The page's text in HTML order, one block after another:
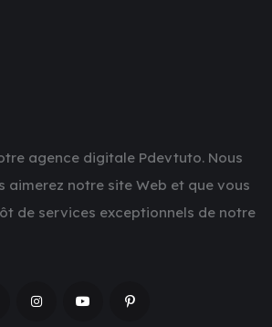
agence digitale Pdevtuto. Nous
aimerez notre site Web et que vous
de services exceptionnels de notre